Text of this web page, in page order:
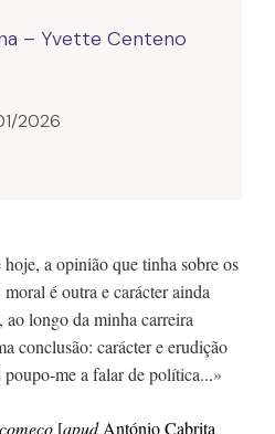
– Yvette Centeno
2026
a opinião que tinha sobre os
é outra e carácter ainda
ao longo da minha carreira
conclusão: carácter e erudição
poupo-me a falar de política...»
[apud António Cabrita